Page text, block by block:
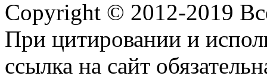
Copyright © 2012-2019
При цитировании и
ссылка на сайт